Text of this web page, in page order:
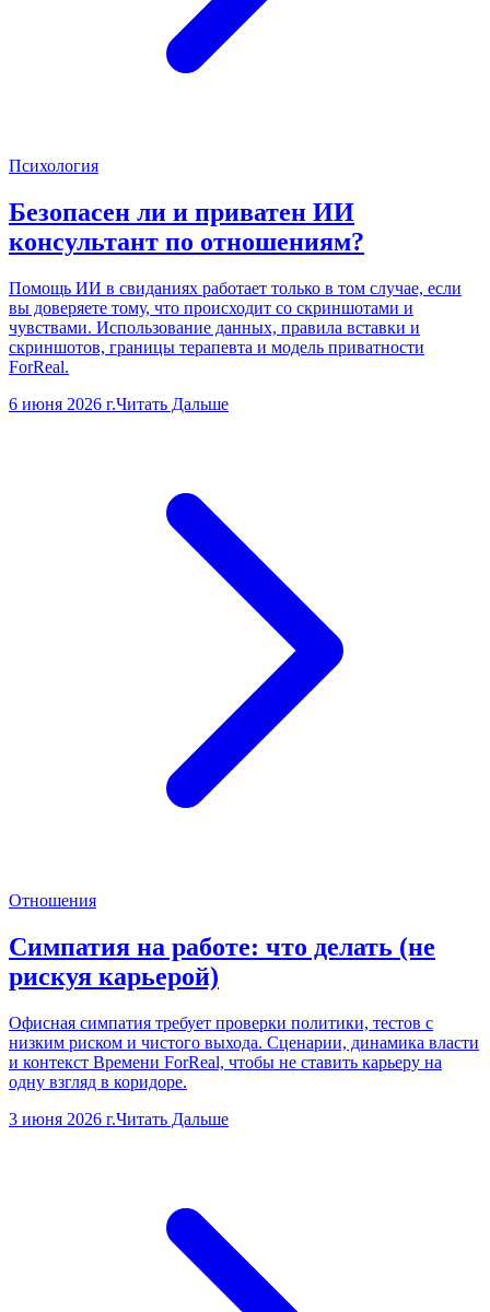
Психология
Безопасен ли и приватен ИИ
консультант по отношениям?
Помощь ИИ в свиданиях работает только в том случае, если
вы доверяете тому, что происходит со скриншотами и
чувствами. Использование данных, правила вставки и
скриншотов, границы терапевта и модель приватности
ForReal.
6 июня 2026 г.Читать Дальше
Отношения
Симпатия на работе: что делать (не
рискуя карьерой)
Офисная симпатия требует проверки политики, тестов с
низким риском и чистого выхода. Сценарии, динамика власти
и контекст Времени ForReal, чтобы не ставить карьеру на
одну взгляд в коридоре.
3 июня 2026 г.Читать Дальше